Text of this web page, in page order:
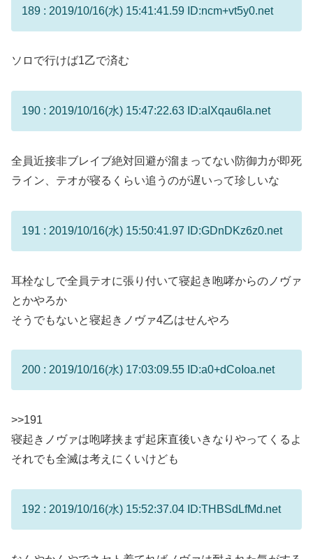
189 : 2019/10/16(水) 15:41:41.59 ID:ncm+vt5y0.net
ソロで行けば1乙で済む
190 : 2019/10/16(水) 15:47:22.63 ID:aIXqau6la.net
全員近接非ブレイブ絶対回避が溜まってない防御力が即死
ライン、テオが寝るくらい追うのが遅いって珍しいな
191 : 2019/10/16(水) 15:50:41.97 ID:GDnDKz6z0.net
耳栓なしで全員テオに張り付いて寝起き咆哮からのノヴァ
とかやろか
そうでもないと寝起きノヴァ4乙はせんやろ
200 : 2019/10/16(水) 17:03:09.55 ID:a0+dCoIoa.net
>>191
寝起きノヴァは咆哮挟まず起床直後いきなりやってくるよ
それでも全滅は考えにくいけども
192 : 2019/10/16(水) 15:52:37.04 ID:THBSdLfMd.net